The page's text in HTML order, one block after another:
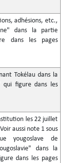
adhésions, etc.,
dans la partie
dans les pages
Tokélau dans la
figure dans les
les 22 juillet
aussi note 1 sous
yougoslave de
dans la
dans les pages